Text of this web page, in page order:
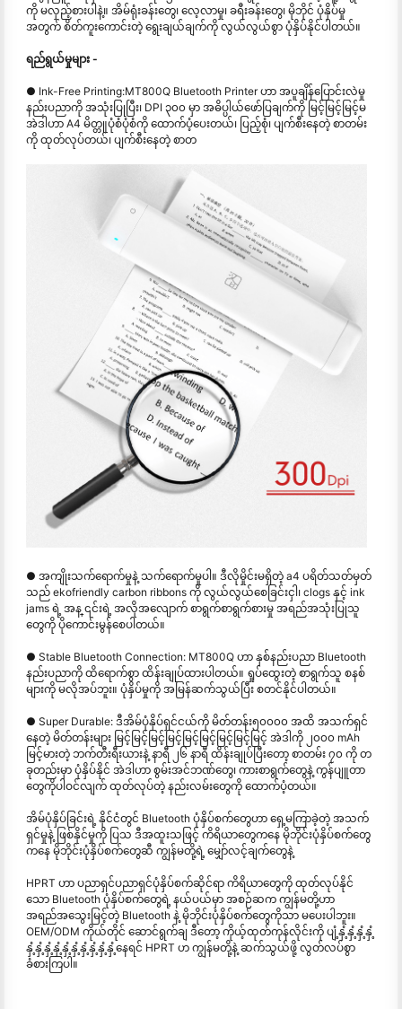
ကို မလှည့်စားပါနဲ့။ အိမ်ရုံးခန်းတွေ၊ လေ့လာမှု၊ ခရီးခန်းတွေ၊ မိုဘိုင် ပုံနှိပ်မှု
အတွက် စိတ်ကူးကောင်းတဲ့ ရွေးချယ်ချက်ကို လွယ်လွယ်စွာ ပုံနှိပ်နိုင်ပါတယ်။
ရည်ရွယ်မှုများ -
● Ink-Free Printing:MT800Q Bluetooth Printer ဟာ အပူချိန်ပြောင်းလဲမှု
နည်းပညာကို အသုံးပြုပြီး၊ DPI ၃၀၀ မှာ အဓိပ္ပါယ်ဖော်ပြချက်ကို မြင့်မြင့်မြင့်မ
အဲဒါဟာ A4 မိတ္တူပုံစံပုံစံကို ထောက်ပံ့ပေးတယ်၊ ပြည့်စုံ၊ ပျက်စီးနေတဲ့ စာတမ်း
ကို ထုတ်လုပ်တယ်၊ ပျက်စီးနေတဲ့ စာတ
● အကျိုးသက်ရောက်မှုနဲ့ သက်ရောက်မှုပါ။ ဒီလိုမှိုင်းမရှိတဲ့ a4 ပရိတ်သတ်မှတ်
သည် ekofriendly carbon ribbons ကို လွယ်လွယ်စေခြင်းငှါ၊ clogs နှင့် ink
jams ရဲ့ အန္ ၎င်းရဲ့ အလိုအလျောက် စာရွက်စာရွက်စားမှု အရည်အသုံးပြုသူ
တွေကို ပိုကောင်းမွန်စေပါတယ်။
● Stable Bluetooth Connection: MT800Q ဟာ နှစ်နည်းပညာ Bluetooth
နည်းပညာကို ထိရောက်စွာ ထိန်းချုပ်ထားပါတယ်။ ရှုပ်ထွေးတဲ့ စာရွက်သူ စနစ်
များကို မလိုအပ်ဘူး။ ပုံနှိပ်မှုကို အမြန်ဆက်သွယ်ပြီး စတင်နိုင်ပါတယ်။
● Super Durable: ဒီအိမ်ပုံနှိပ်ရှင်ငယ်ကို မိတ်တန်း၅၀၀၀၀ အထိ အသက်ရှင်
နေတဲ့ မိတ်တန်းများ မြင့်မြင့်မြင့်မြင့်မြင့်မြင့်မြင့်မြင့်မြင့် အဲဒါကို ၂၀၀၀ mAh
မြင့်မားတဲ့ ဘက်တီးရီးယားနဲ့ နာရီ ၂၆ နာရီ ထိန်းချုပ်ပြီးတော့ စာတမ်း ၇၀ ကို တ
ခုတည်းမှာ ပုံနှိပ်နိုင် အဲဒါဟာ စွမ်းအင်ဘဏ်တွေ၊ ကားစာရွက်တွေနဲ့ ကွန်ပျူတာ
တွေကိုပါဝင်လျက် ထုတ်လုပ်တဲ့ နည်းလမ်းတွေကို ထောက်ပံ့တယ်။
အိမ်ပုံနှိပ်ခြင်းရဲ့ နိုင်ငံတွင် Bluetooth ပုံနှိပ်စက်တွေဟာ ရှေ့မကြာခဲ့တဲ့ အသက်
ရှင်မှုနဲ့ ဖြစ်နိုင်မှုကို ပြသ ဒီအထူးသဖြင့် ကိရိယာတွေကနေ မိုဘိုင်းပုံနှိပ်စက်တွေ
ကနေ မိုဘိုင်းပုံနှိပ်စက်တွေဆီ ကျွန်မတို့ရဲ့ မျှော်လင့်ချက်တွေနဲ့
HPRT ဟာ ပညာရှင်ပညာရှင်ပုံနှိပ်စက်ဆိုင်ရာ ကိရိယာတွေကို ထုတ်လုပ်နိုင်
သော Bluetooth ပုံနှိပ်စက်တွေရဲ့ နယ်ပယ်မှာ အစဉ်ဆက ကျွန်မတို့ဟာ
အရည်အသွေးမြင့်တဲ့ Bluetooth နဲ့ မိုဘိုင်းပုံနှိပ်စက်တွေကိုသာ မပေးပါဘူး။
OEM/ODM ကိုယ်တိုင် ဆောင်ရွက်ချ ဒီတော့ ကိုယ့်ထုတ်ကုန်လိုင်းကို ပျံ့နှံ့နှံ့နှံ့နှံ့
နှံ့နှံ့နှံ့နှံ့နှံ့နှံ့နှံ့နှံ့နှံ့နှံ့နေရင် HPRT ဟ ကျွန်မတို့နဲ့ ဆက်သွယ်ဖို့ လွတ်လပ်စွာ
ခံစားကြပါ။